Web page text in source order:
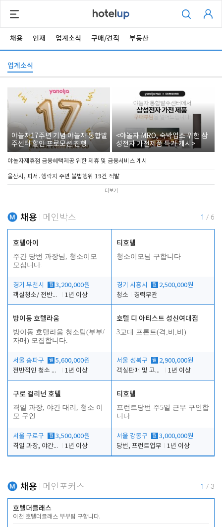
채용 인재 업계소식 구매/견적 부동산
업계소식
야놀자17주년 기념 야놀자 통합발
주센터 할인 프로모션 진행
<야놀자 MRO, 숙박업소 위한 삼
성전자 가전제품 특가 개시>
야놀자제휴점 금융혜택제공 위한 제휴 및 금융서비스 게시
울산시, 피서․행락지 주변 불법행위 19건 적발
더보기
채용 메인박스 1 / 6
호텔아이
주간 당번 과장님, 청소이모
모십니다.
경기 부천시 월 3,200,000원
객실청소/ 전반적인 프론트 업무 및 주차
1년 이상
티호텔
청소이모님 구합니다
경기 시흥시 월 2,500,000원
청소
경력무관
방이동 호텔라움
방이동 호텔라움 청소팀(부부/
자매) 모집합니다.
서울 송파구 월 5,600,000원
전반적인 청소 업무(객실청소.객실정리)
1년 이상
호텔 디 아티스트 성신여대점
3교대 프론트(격,비,비)
서울 성북구 월 2,900,000원
객실판매 및 고객응대
1년 이상
구로 컬리넌 호텔
격일 과장, 야간 대리, 청소 이
모 구인
서울 구로구 월 3,500,000원
격일 과장, 야간 대리, 청소 이모
1년 이상
티호텔
프런트당번 주5일 근무 구인합
니다
서울 강동구 월 3,000,000원
당번, 프런트업무
1년 이상
채용 메인포커스 1 / 3
호텔더클래스
이천 호텔더클래스 부부팀 구합니다.